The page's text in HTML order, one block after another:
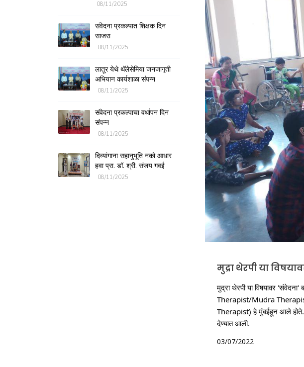
मुद्रा थेरपी या
मुद्रा थेरपी या विषयावर
Therapist/Mudra
Therapist) हे मुंबईहून आले होते.
देण्यात आली.
03/07/2022
08/11/2025
संवेदना प्रकल्पात शिक्षक दिन
साजरा
08/11/2025
लातूर येथे थॅलेसेमिया जनजागृती
अभियान कार्यशाळा संपन्न
08/11/2025
संवेदना प्रकल्पाचा वर्धापन दिन
संपन्न
08/11/2025
दिव्यांगाना सहानुभूति नको आधार
हवा प्रा. डॉ. श्री. संजय गवई
08/11/2025